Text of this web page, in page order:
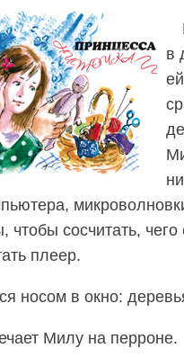
в
чтобы сосчитать,
плеер.
носом в окно:
Милу на перроне.